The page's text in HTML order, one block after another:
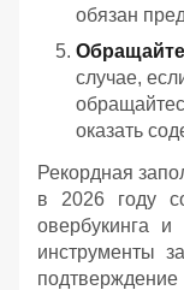
обязан
случае,
оказать
Рекордная
в 2026 году
овербукинга
инструменты